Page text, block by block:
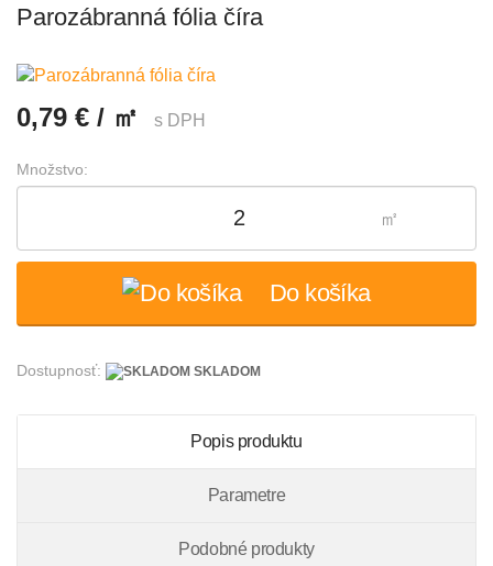
Parozábranná fólia číra
0,79 € / ㎡ s DPH
Množstvo:
㎡
Do košíka
Dostupnosť: SKLADOM
Popis produktu
Parametre
Podobné produkty